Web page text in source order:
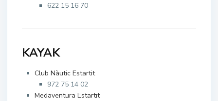
622 15 16 70
KAYAK
Club Nàutic Estartit
972 75 14 02
Medaventura Estartit